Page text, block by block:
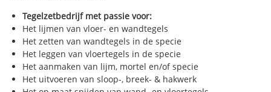
Tegelzetbedrijf met passie voor:
Het lijmen van vloer- en wandtegels
Het zetten van wandtegels in de specie
Het leggen van vloertegels in de specie
Het aanmaken van lijm, mortel en/of specie
Het uitvoeren van sloop-, breek- & hakwerk